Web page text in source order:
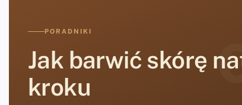
PORADNIKI
Jak barwić skórę
kroku